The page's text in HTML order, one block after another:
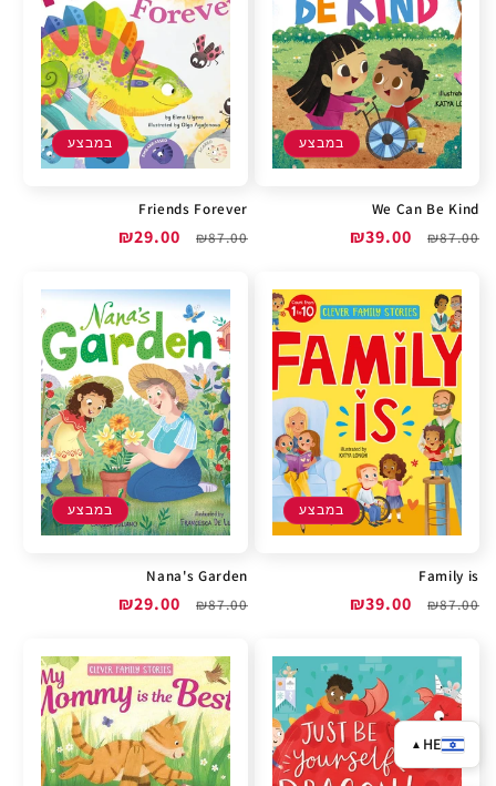
במבצע
We Can Be Kind
מחיר
₪87.00
מחיר
₪39.00
במבצע
Friends Forever
מחיר
₪87.00
מחיר
₪29.00
במבצע
Family is
מחיר
₪87.00
מחיר
₪39.00
במבצע
Nana's Garden
מחיר
₪87.00
מחיר
₪29.00
HE
▲